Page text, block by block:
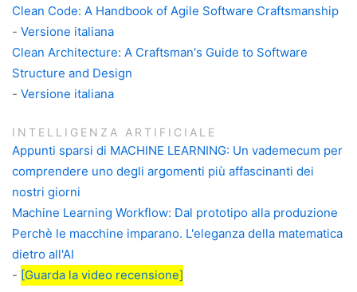
Clean Code: A Handbook of Agile Software Craftsmanship
- Versione italiana
Clean Architecture: A Craftsman's Guide to Software
Structure and Design
- Versione italiana
INTELLIGENZA ARTIFICIALE
Appunti sparsi di MACHINE LEARNING: Un vademecum per
comprendere uno degli argomenti più affascinanti dei
nostri giorni
Machine Learning Workflow: Dal prototipo alla produzione
Perchè le macchine imparano. L'eleganza della matematica
dietro all'AI
- [Guarda la video recensione]